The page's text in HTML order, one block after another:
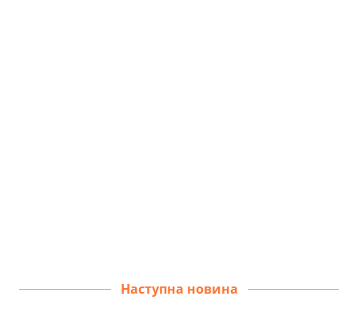
Наступна новина